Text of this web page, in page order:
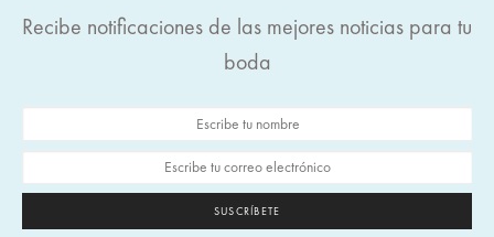
Recibe notificaciones de las mejores noticias para tu
boda
SUSCRÍBETE